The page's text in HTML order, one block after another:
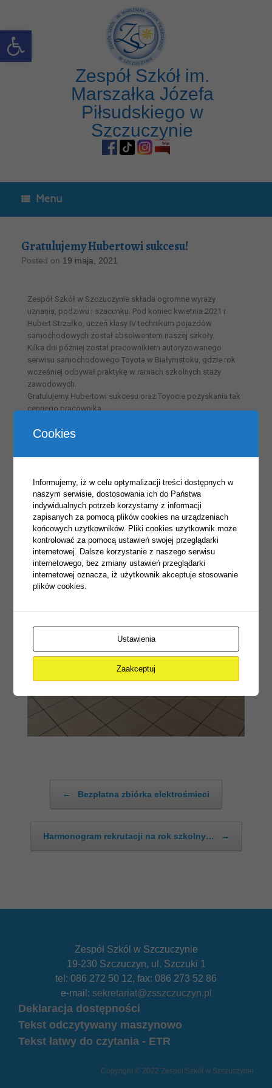
Open toolbar
Zespół Szkół im.
Marszałka Józefa
Piłsudskiego w
Szczuczynie
Menu
Gratulujemy Hubertowi sukcesu!
Posted on 19 maja, 2021
Zespół Szkół w Szczuczynie składa ogromne wyrazy
uznania, podziwu i szacunku. Pod koniec kwietnia 2021 r.
Hubert Strzałko, uczeń klasy IV technikum pojazdów
samochodowych został absolwentem naszej szkoły.
Kilka dni później został pracownikiem autoryzowanego
serwisu samochodowego Toyota w Białymstoku, gdzie rok
wcześniej odbywał praktykę w ramach szkolnych staży
zawodowych.
Gratulujemy Hubertowi sukcesu oraz Toyocie pozyskania tak
cennego pracownika.
← Bezpłatna zbiórka elektrośmieci
Harmonogram rekrutacji na rok szkolny… →
Zespół Szkól w Szczuczynie
19-230 Szczuczyn, ul. Szczuki 1
tel: 086 272 50 12, fax: 086 273 52 86
e-mail: sekretariat@zsszczuczyn.pl
Deklaracja dostępności
Tekst odczytywany maszynowo
Tekst łatwy do czytania - ETR
Copyright © 2022 Zespół Szkół w Szczuczynie
Cookies
Informujemy, iż w celu optymalizacji treści dostępnych w
naszym serwisie, dostosowania ich do Państwa
indywidualnych potrzeb korzystamy z informacji
zapisanych za pomocą plików cookies na urządzeniach
końcowych użytkowników. Pliki cookies użytkownik może
kontrolować za pomocą ustawień swojej przeglądarki
internetowej. Dalsze korzystanie z naszego serwisu
internetowego, bez zmiany ustawień przeglądarki
internetowej oznacza, iż użytkownik akceptuje stosowanie
plików cookies.
Ustawienia
Zaakceptuj